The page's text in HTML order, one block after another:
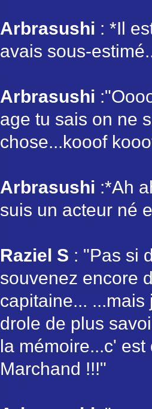
Arbrasushi : *Il
avais sous-
Arbrasushi
age tu sais on ne
chose...kooof
Arbrasushi :*Ah
suis un acteur né
Raziel S : "Pas si
souvenez encore
capitaine...
drole de plus
la mémoire...c'
Marchand !!!"